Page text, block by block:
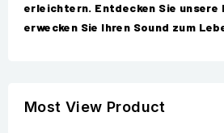
erleichtern. Entdecken Sie unsere
erwecken Sie Ihren Sound zum
Most View Product